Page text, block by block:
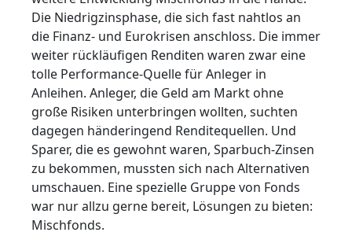
Die Niedrigzinsphase, die sich fast nahtlos an
die Finanz- und Eurokrisen anschloss. Die immer
weiter rückläufigen Renditen waren zwar eine
tolle Performance-Quelle für Anleger in
Anleihen. Anleger, die Geld am Markt ohne
große Risiken unterbringen wollten, suchten
dagegen händeringend Renditequellen. Und
Sparer, die es gewohnt waren, Sparbuch-Zinsen
zu bekommen, mussten sich nach Alternativen
umschauen. Eine spezielle Gruppe von Fonds
war nur allzu gerne bereit, Lösungen zu bieten:
Mischfonds.